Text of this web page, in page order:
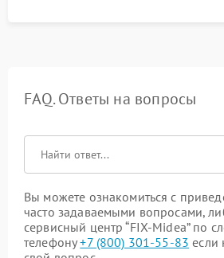
FAQ. Ответы на вопросы
Вы можете ознакомиться с
часто задаваемыми вопросами,
сервисный центр “FIX-Midea” по
телефону+7 (800) 301-55-83 если